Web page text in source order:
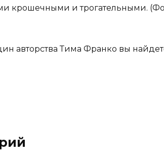
крошечными и трогательными.
авторства Тима Франко вы